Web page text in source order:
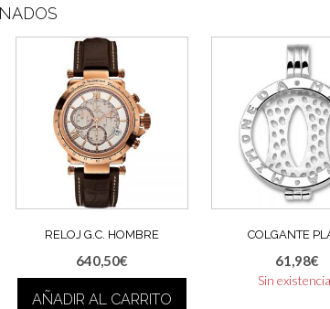
RELOJ G.C. HOMBRE
640,50€
AÑADIR AL CARRITO
COLGANTE
61,98€
Sin